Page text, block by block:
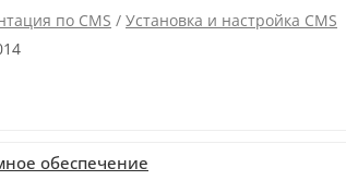
по CMS / Установка и настройка CMS
обеспечение